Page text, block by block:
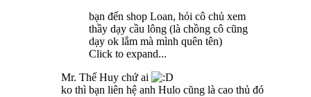
bạn đến shop Loan, hỏi cô chủ xem
thầy dạy cầu lông (là chồng cô cũng
dạy ok lắm mà mình quên tên)
Click to expand...
Mr. Thế Huy chứ ai
ko thì bạn liên hệ anh Hulo cũng là cao thủ đó